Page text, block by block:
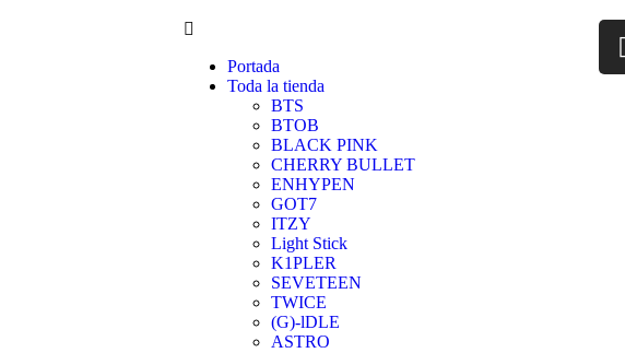
Portada
Toda la tienda
BTS
BTOB
BLACK PINK
CHERRY BULLET
ENHYPEN
GOT7
ITZY
Light Stick
K1PLER
SEVETEEN
TWICE
(G)-lDLE
ASTRO